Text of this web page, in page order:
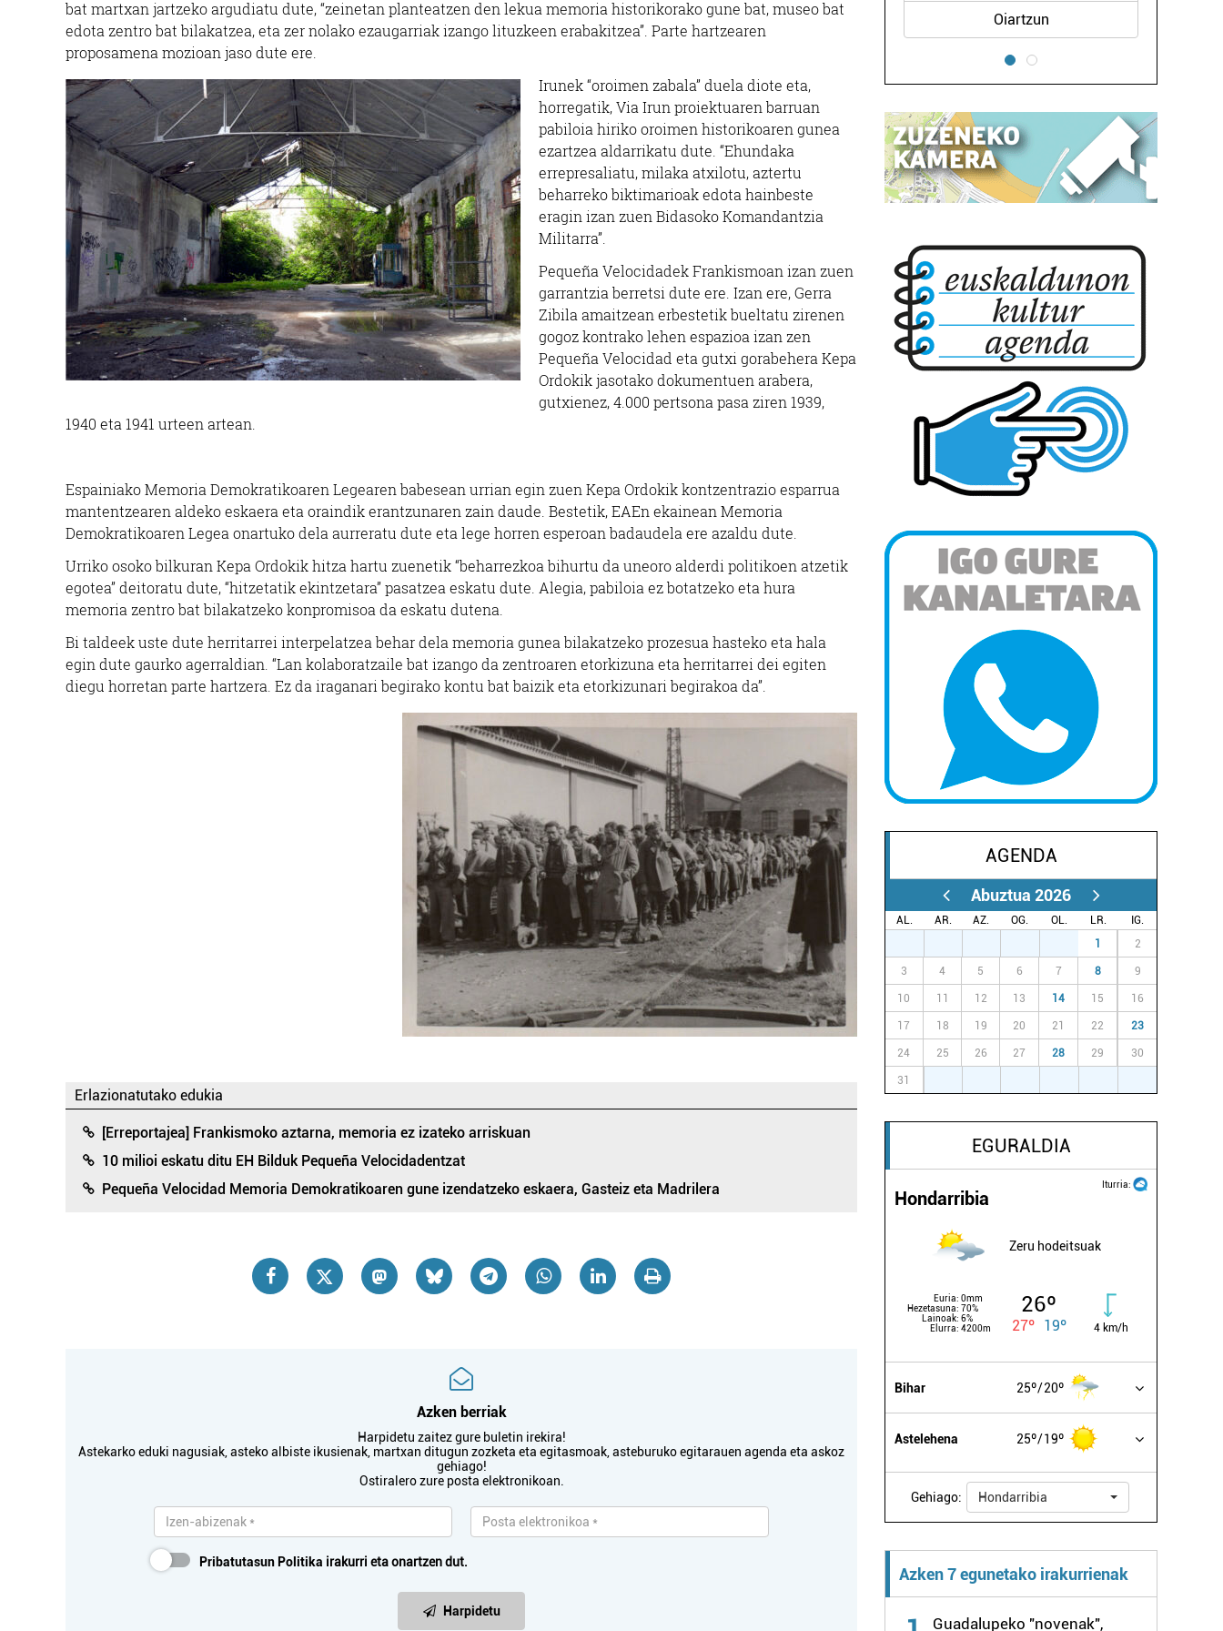
bat martxan jartzeko argudiatu dute, “zeinetan planteatzen den lekua memoria historikorako gune bat, museo bat
edota zentro bat bilakatzea, eta zer nolako ezaugarriak izango lituzkeen erabakitzea”. Parte hartzearen
proposamena mozioan jaso dute ere.
Irunek “oroimen zabala” duela diote eta,
horregatik, Via Irun proiektuaren barruan
pabiloia hiriko oroimen historikoaren gunea
ezartzea aldarrikatu dute. “Ehundaka
errepresaliatu, milaka atxilotu, aztertu
beharreko biktimarioak edota hainbeste
eragin izan zuen Bidasoko Komandantzia
Militarra”.
Pequeña Velocidadek Frankismoan izan zuen
garrantzia berretsi dute ere. Izan ere, Gerra
Zibila amaitzean erbestetik bueltatu zirenen
gogoz kontrako lehen espazioa izan zen
Pequeña Velocidad eta gutxi gorabehera Kepa
Ordokik jasotako dokumentuen arabera,
gutxienez, 4.000 pertsona pasa ziren 1939,
1940 eta 1941 urteen artean.
Espainiako Memoria Demokratikoaren Legearen babesean urrian egin zuen Kepa Ordokik kontzentrazio esparrua
mantentzearen aldeko eskaera eta oraindik erantzunaren zain daude. Bestetik, EAEn ekainean Memoria
Demokratikoaren Legea onartuko dela aurreratu dute eta lege horren esperoan badaudela ere azaldu dute.
Urriko osoko bilkuran Kepa Ordokik hitza hartu zuenetik “beharrezkoa bihurtu da uneoro alderdi politikoen atzetik
egotea” deitoratu dute, “hitzetatik ekintzetara” pasatzea eskatu dute. Alegia, pabiloia ez botatzeko eta hura
memoria zentro bat bilakatzeko konpromisoa da eskatu dutena.
Bi taldeek uste dute herritarrei interpelatzea behar dela memoria gunea bilakatzeko prozesua hasteko eta hala
egin dute gaurko agerraldian. “Lan kolaboratzaile bat izango da zentroaren etorkizuna eta herritarrei dei egiten
diegu horretan parte hartzera. Ez da iraganari begirako kontu bat baizik eta etorkizunari begirakoa da”.
Erlazionatutako edukia
[Erreportajea] Frankismoko aztarna, memoria ez izateko arriskuan
10 milioi eskatu ditu EH Bilduk Pequeña Velocidadentzat
Pequeña Velocidad Memoria Demokratikoaren gune izendatzeko eskaera, Gasteiz eta Madrilera
Azken berriak
Harpidetu zaitez gure buletin irekira!
Astekarko eduki nagusiak, asteko albiste ikusienak, martxan ditugun zozketa eta egitasmoak, asteburuko egitarauen agenda eta askoz
gehiago!
Ostiralero zure posta elektronikoan.
Pribatutasun Politika irakurri eta onartzen dut.
Harpidetu
Oiartzun Lezo
AGENDA
Abuztua 2026
AL. AR. AZ. OG. OL. LR.
IG.
1 2
3 4 5 6 7 8 9
10 11 12 13 14 15 16
17 18 19 20 21 22 23
24 25 26 27 28 29 30
31
EGURALDIA
Iturria:
Hondarribia
Zeru hodeitsuak
Euria: 0mm
Hezetasuna: 70%
Lainoak: 6%
Elurra: 4200m
26º
27º 19º 4 km/h
Bihar 25º 20º
Astelehena 25º 19º
Gehiago: Hondarribia
Azken 7 egunetako irakurrienak
Guadalupeko "novenak",